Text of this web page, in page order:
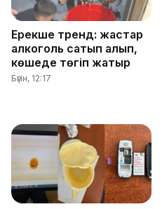
Ерекше тренд: жастар
алкоголь сатып алып,
көшеде төгіп жатыр
Бүгін, 12:17